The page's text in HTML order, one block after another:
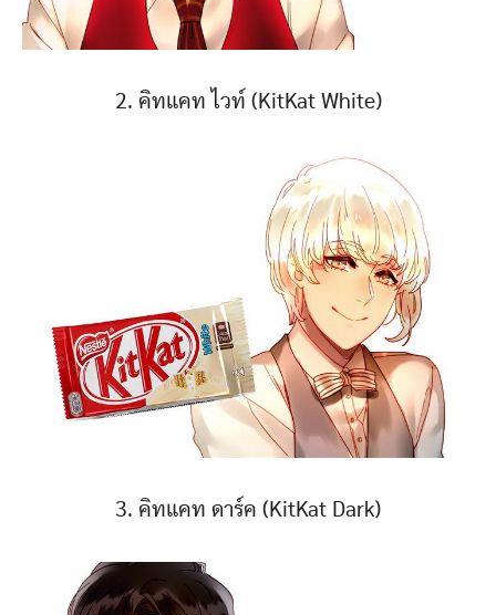
2. คิทแคท ไวท์ (KitKat White)
3. คิทแคท ดาร์ค (KitKat Dark)